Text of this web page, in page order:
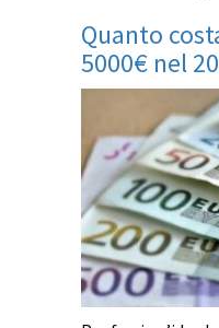
Quanto
5000€ nel